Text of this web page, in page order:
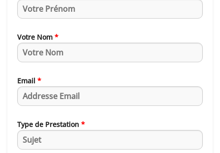
Votre Nom *
Email *
Type de Prestation *